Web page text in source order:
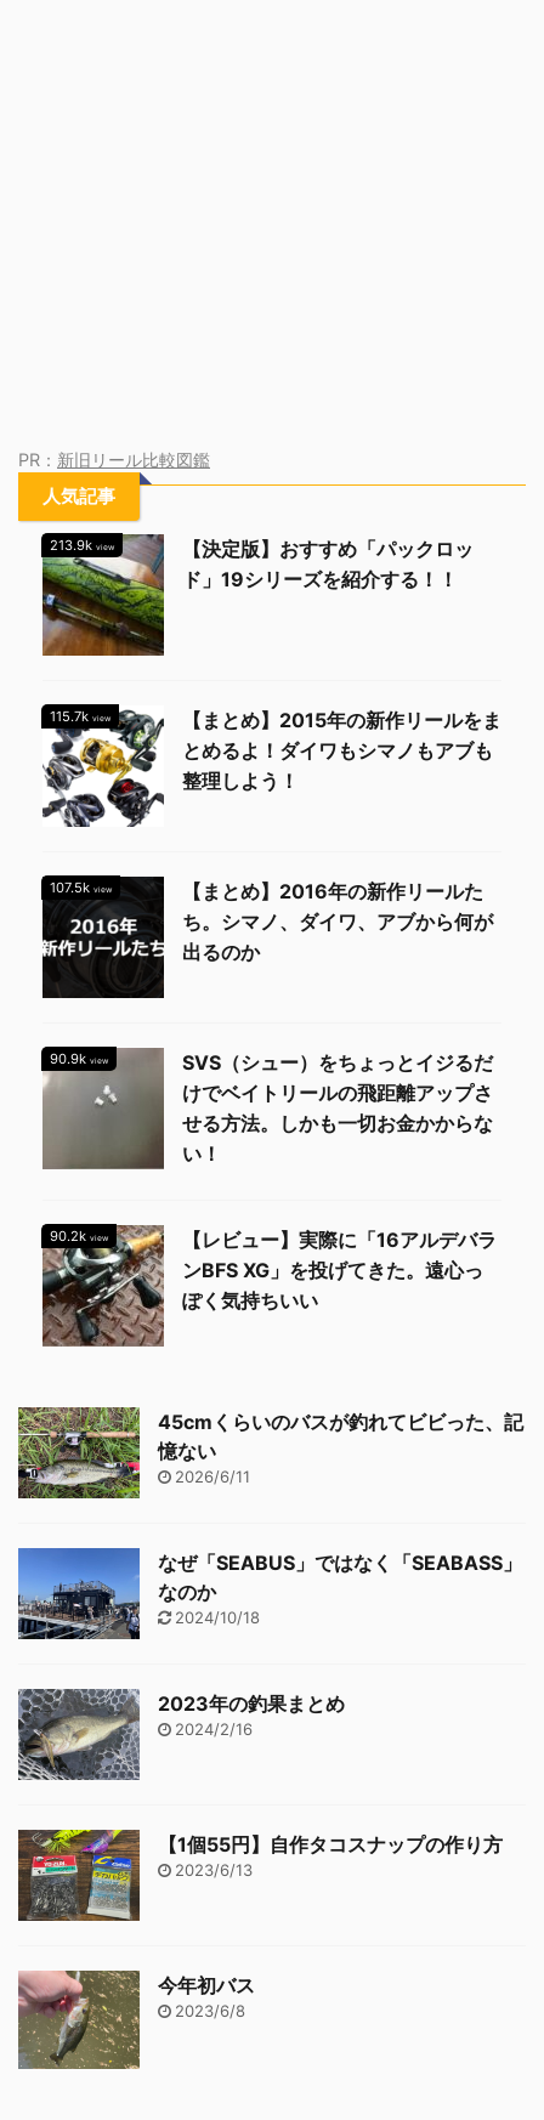
PR： 新旧リール比較図鑑
人気記事
213.9k view
【決定版】おすすめ「パックロッ
ド」19シリーズを紹介する！！
115.7k view
【まとめ】2015年の新作リールをま
とめるよ！ダイワもシマノもアブも
整理しよう！
107.5k view
【まとめ】2016年の新作リールた
ち。シマノ、ダイワ、アブから何が
出るのか
90.9k view
SVS（シュー）をちょっとイジるだ
けでベイトリールの飛距離アップさ
せる方法。しかも一切お金かからな
い！
90.2k view
【レビュー】実際に「16アルデバラ
ンBFS XG」を投げてきた。遠心っ
ぽく気持ちいい
45cmくらいのバスが釣れてビビった、記
憶ない
2026/6/11
なぜ「SEABUS」ではなく「SEABASS」
なのか
2024/10/18
2023年の釣果まとめ
2024/2/16
【1個55円】自作タコスナップの作り方
2023/6/13
今年初バス
2023/6/8